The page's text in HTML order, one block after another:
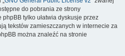
do pobrania ze strony
phpBB tylko ułatwia dyskusje przez
tekstów zamieszczanych w internecie za
można znaleźć na stronie